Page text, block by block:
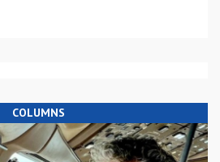
COLUMNS